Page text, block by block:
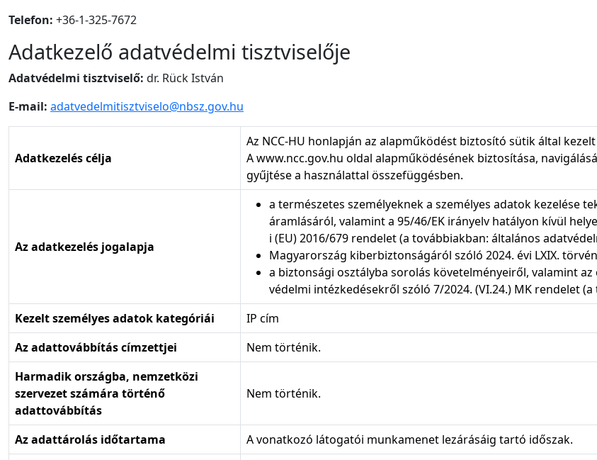
Telefon: +36-1-325-7672
Adatkezelő adatvédelmi tisztviselője
Adatvédelmi tisztviselő: dr. Rück István
E-mail: adatvedelmitisztviselo@nbsz.gov.hu
Adatkezelés célja
Az NCC-HU honlapján az alapműködést biztosító sütik által
A www.ncc.gov.hu oldal alapműködésének biztosítása,
gyűjtése a használattal összefüggésben.
Az adatkezelés jogalapja
a természetes személyeknek a személyes adatok kezelése
áramlásáról, valamint a 95/46/EK irányelv hatályon kívül
i (EU) 2016/679 rendelet (a továbbiakban: általános
Magyarország kiberbiztonságáról szóló 2024. évi LXIX.
a biztonsági osztályba sorolás követelményeiről, valamint
védelmi intézkedésekről szóló 7/2024. (VI.24.) MK rendelet
Kezelt személyes adatok kategóriái
IP cím
Az adattovábbítás címzettjei
Nem történik.
Harmadik országba, nemzetközi
szervezet számára történő
adattovábbítás
Nem történik.
Az adattárolás időtartama
A vonatkozó látogatói munkamenet lezárásáig tartó időszak.